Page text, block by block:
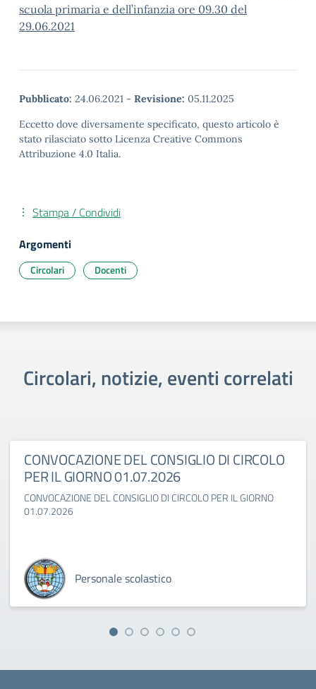
scuola primaria e dell’infanzia ore 09.30 del
29.06.2021
Pubblicato: 24.06.2021 - Revisione: 05.11.2025
Eccetto dove diversamente specificato, questo articolo è
stato rilasciato sotto Licenza Creative Commons
Attribuzione 4.0 Italia.
Stampa / Condividi
Argomenti
Circolari Docenti
Circolari, notizie, eventi correlati
CONVOCAZIONE DEL CONSIGLIO DI CIRCOLO
PER IL GIORNO 01.07.2026
CONVOCAZIONE DEL CONSIGLIO DI CIRCOLO PER IL GIORNO
01.07.2026
Personale scolastico